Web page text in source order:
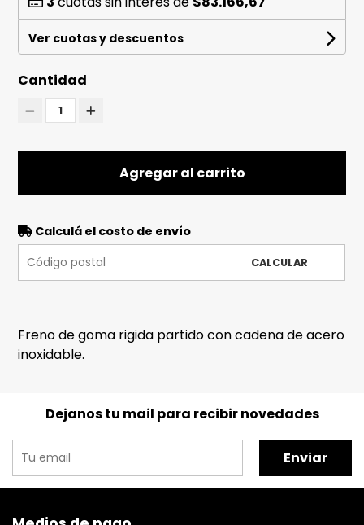
Ver cuotas y descuentos
Cantidad
1
Agregar al carrito
Calculá el costo de envío
CALCULAR
Freno de goma rigida partido con cadena de acero
inoxidable.
Dejanos tu mail para recibir novedades
Enviar